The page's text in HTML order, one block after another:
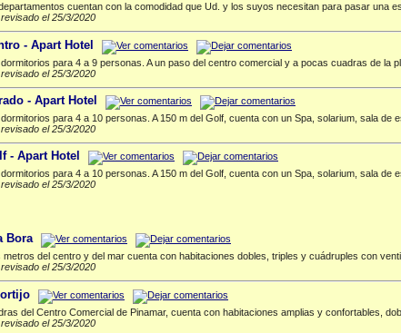
cuentan con la comodidad que Ud. y los suyos necesitan para pasar una
el 25/3/2020
- Apart Hotel
para 4 a 9 personas. A un paso del centro comercial y a pocas cuadras de la
el 25/3/2020
- Apart Hotel
para 4 a 10 personas. A 150 m del Golf, cuenta con un Spa, solarium, sala de
el 25/3/2020
- Apart Hotel
para 4 a 10 personas. A 150 m del Golf, cuenta con un Spa, solarium, sala de
el 25/3/2020
Bora
metros del centro y del mar cuenta con habitaciones dobles, triples y cuádruples con
el 25/3/2020
del Centro Comercial de Pinamar, cuenta con habitaciones amplias y confortables,
el 25/3/2020